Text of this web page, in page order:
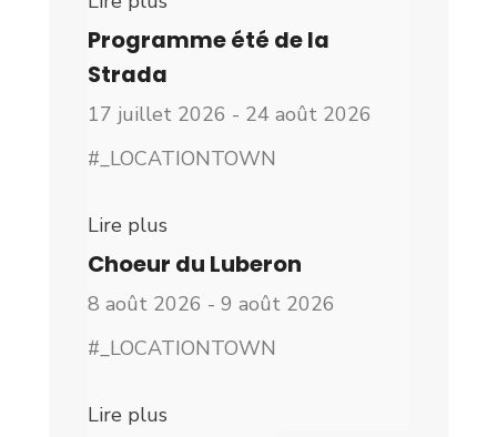
Programme été de la
Strada
17 juillet 2026 - 24 août 2026
#_LOCATIONTOWN
Lire plus
Choeur du Luberon
8 août 2026 - 9 août 2026
#_LOCATIONTOWN
Lire plus